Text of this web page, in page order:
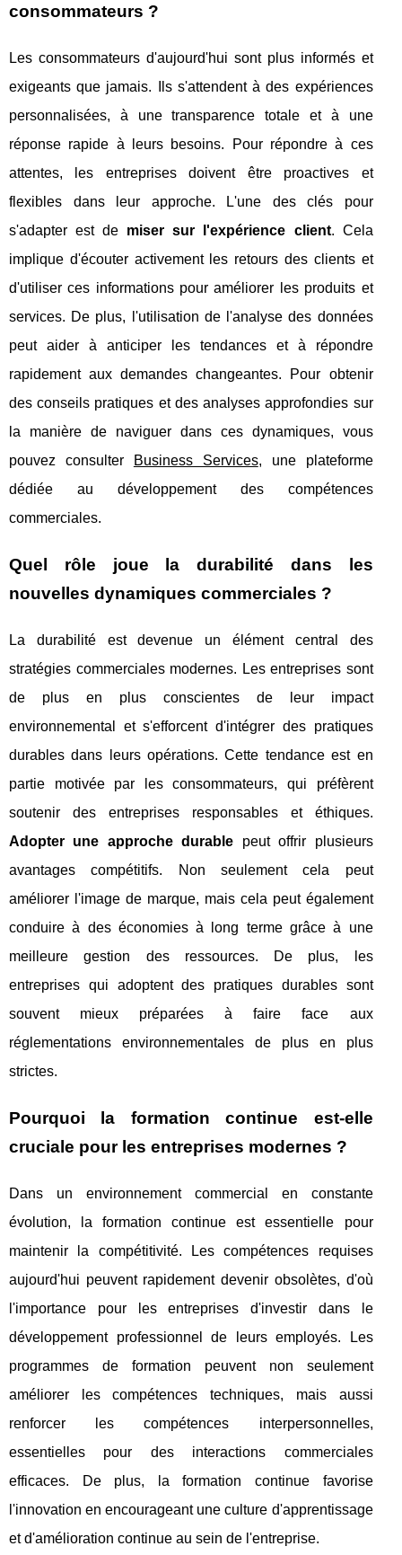
consommateurs ?
Les consommateurs d'aujourd'hui sont plus informés et
exigeants que jamais. Ils s'attendent à des expériences
personnalisées, à une transparence totale et à une
réponse rapide à leurs besoins. Pour répondre à ces
attentes, les entreprises doivent être proactives et
flexibles dans leur approche. L'une des clés pour
s'adapter est de miser sur l'expérience client. Cela
implique d'écouter activement les retours des clients et
d'utiliser ces informations pour améliorer les produits et
services. De plus, l'utilisation de l'analyse des données
peut aider à anticiper les tendances et à répondre
rapidement aux demandes changeantes. Pour obtenir
des conseils pratiques et des analyses approfondies sur
la manière de naviguer dans ces dynamiques, vous
pouvez consulter
Business Services, une plateforme
dédiée au développement des compétences
commerciales.
Quel rôle joue la durabilité dans les
nouvelles dynamiques commerciales ?
La durabilité est devenue un élément central des
stratégies commerciales modernes. Les entreprises sont
de plus en plus conscientes de leur impact
environnemental et s'efforcent d'intégrer des pratiques
durables dans leurs opérations. Cette tendance est en
partie motivée par les consommateurs, qui préfèrent
soutenir des entreprises responsables et éthiques.
Adopter une approche durable peut offrir plusieurs
avantages compétitifs. Non seulement cela peut
améliorer l'image de marque, mais cela peut également
conduire à des économies à long terme grâce à une
meilleure gestion des ressources. De plus, les
entreprises qui adoptent des pratiques durables sont
souvent mieux préparées à faire face aux
réglementations environnementales de plus en plus
strictes.
Pourquoi la formation continue est-elle
cruciale pour les entreprises modernes ?
Dans un environnement commercial en constante
évolution, la formation continue est essentielle pour
maintenir la compétitivité. Les compétences requises
aujourd'hui peuvent rapidement devenir obsolètes, d'où
l'importance pour les entreprises d'investir dans le
développement professionnel de leurs employés. Les
programmes de formation peuvent non seulement
améliorer les compétences techniques, mais aussi
renforcer les compétences interpersonnelles,
essentielles pour des interactions commerciales
efficaces. De plus, la formation continue favorise
l'innovation en encourageant une culture d'apprentissage
et d'amélioration continue au sein de l'entreprise.